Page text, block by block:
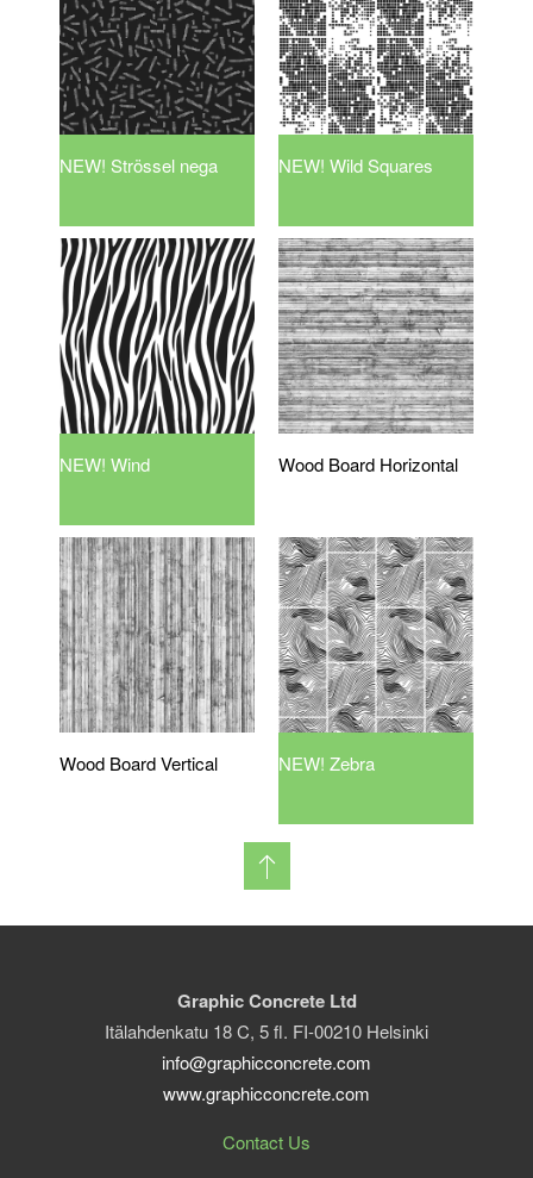
NEW! Strössel nega NEW! Wild Squares
NEW! Wind Wood Board Horizontal
Wood Board Vertical NEW! Zebra
Graphic Concrete Ltd
Itälahdenkatu 18 C, 5 fl. FI-00210 Helsinki
info@graphicconcrete.com
www.graphicconcrete.com
Contact Us